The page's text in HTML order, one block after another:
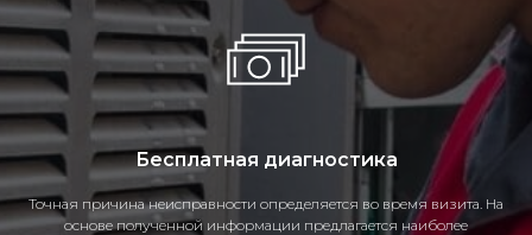
Бесплатная диагностика
Точная причина неисправности определяется во время визита. На
основе полученной информации предлагается наиболее